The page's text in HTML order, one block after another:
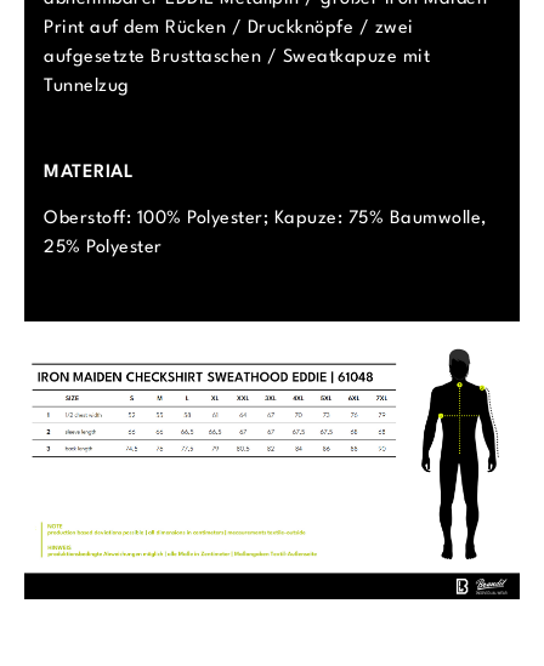
Print auf dem Rücken / Druckknöpfe / zwei
aufgesetzte Brusttaschen / Sweatkapuze mit
Tunnelzug
MATERIAL
Oberstoff: 100% Polyester; Kapuze: 75% Baumwolle,
25% Polyester